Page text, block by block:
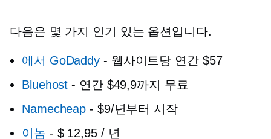
다음은 몇 가지 인기 있는 옵션입니다.
에서 GoDaddy - 웹사이트당 연간 $57
Bluehost - 연간 $49,9까지 무료
Namecheap - $9/년부터 시작
이놈 - $ 12,95 / 년